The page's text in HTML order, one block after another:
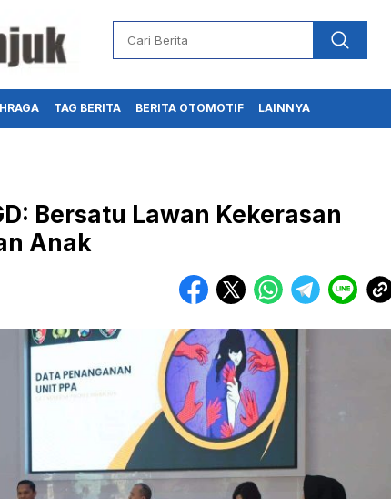
TAG BERITA BERITA OTOMOTIF LAINNYA
Bersatu Lawan Kekerasan
Anak